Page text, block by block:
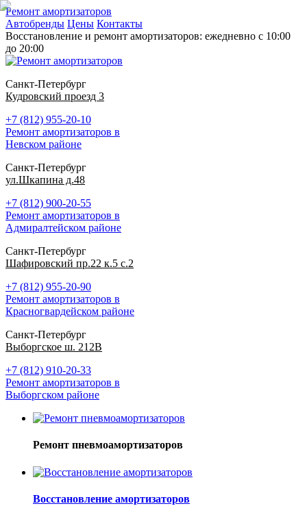
Ремонт амортизаторов
Автобренды Цены Контакты
Восстановление и ремонт амортизаторов: ежедневно с 10:00
до 20:00
Санкт-Петербург
Кудровский проезд 3
+7 (812) 955-20-10
Ремонт амортизаторов в
Невском районе
Санкт-Петербург
ул.Шкапина д.48
+7 (812) 900-20-55
Ремонт амортизаторов в
Адмиралтейском районе
Санкт-Петербург
Шафировский пр.22 к.5 с.2
+7 (812) 955-20-90
Ремонт амортизаторов в
Красногвардейском районе
Санкт-Петербург
Выборгское ш. 212В
+7 (812) 910-20-33
Ремонт амортизаторов в
Выборгском районе
Ремонт пневмоамортизаторов
Восстановление амортизаторов